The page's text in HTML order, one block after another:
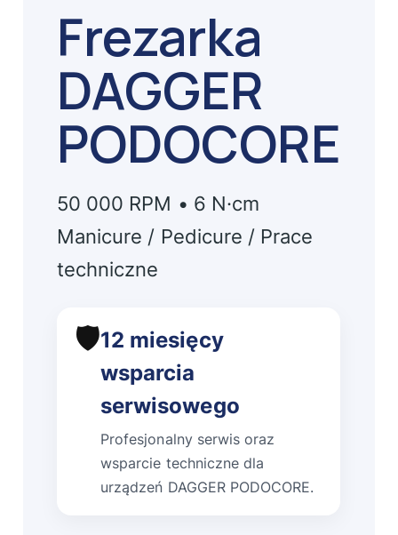
Frezarka
DAGGER
PODOCORE
50 000 RPM • 6 N·cm
Manicure / Pedicure / Prace
techniczne
🛡️12 miesięcy
wsparcia
serwisowego
Profesjonalny serwis oraz
wsparcie techniczne dla
urządzeń DAGGER PODOCORE.